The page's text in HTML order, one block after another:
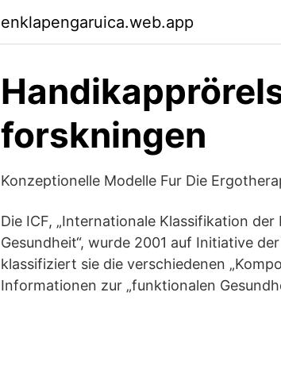
enklapengaruica.web.app
forskningen
Konzeptionelle Modelle Fur Die
Die ICF, „Internationale Klassifikation
Gesundheit“, wurde 2001 auf Initiative
klassifiziert sie die verschiedenen
Informationen zur „funktionalen